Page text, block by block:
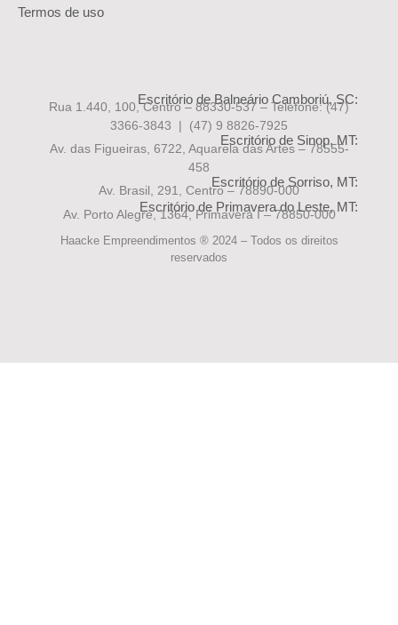
Termos de uso
Escritório de Balneário Camboriú, SC:
Rua 1.440, 100, Centro – 88330-537 – Telefone:(47)
3366-3843 | (47) 9 8826-7925
Escritório de Sinop, MT:
Av. das Figueiras, 6722, Aquarela das Artes – 78555-
458
Escritório de Sorriso, MT:
Av. Brasil, 291, Centro – 78890-000
Escritório de Primavera do Leste, MT:
Av. Porto Alegre, 1364, Primavera I – 78850-000
Haacke Empreendimentos ® 2024 – Todos os direitos
reservados